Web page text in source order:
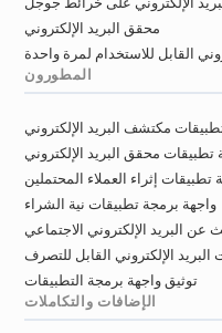
محقق البريد الإلكتروني
القابل للاستخدام لمرة واحدة
المطورون
مكتشف البريد الإلكتروني
تطبيقات محقق البريد الإلكتروني
تطبيقات إثراء العملاء المحتملين
واجهة برمجة تطبيقات نية الشراء
البريد الإلكتروني الاجتماعي
الإلكتروني القابل للتصرف
توثيق واجهة برمجة التطبيقات
الإضافات والتكاملات